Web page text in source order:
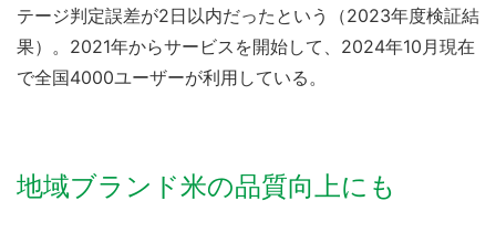
テージ判定誤差が2日以内だったという（2023年度検証結
果）。2021年からサービスを開始して、2024年10月現在
で全国4000ユーザーが利用している。
地域ブランド米の品質向上にも